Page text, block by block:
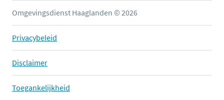
Omgevingsdienst Haaglanden © 2026
Privacybeleid
Disclaimer
Toegankelijkheid